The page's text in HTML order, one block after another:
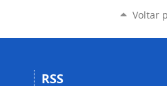
Voltar
RSS